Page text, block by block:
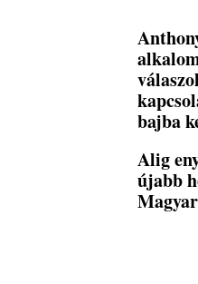
bajba
Alig
újabb